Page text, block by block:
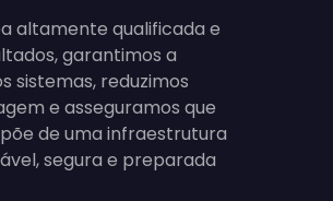
altamente qualificada e
garantimos a
sistemas, reduzimos
e asseguramos que
de uma infraestrutura
segura e preparada